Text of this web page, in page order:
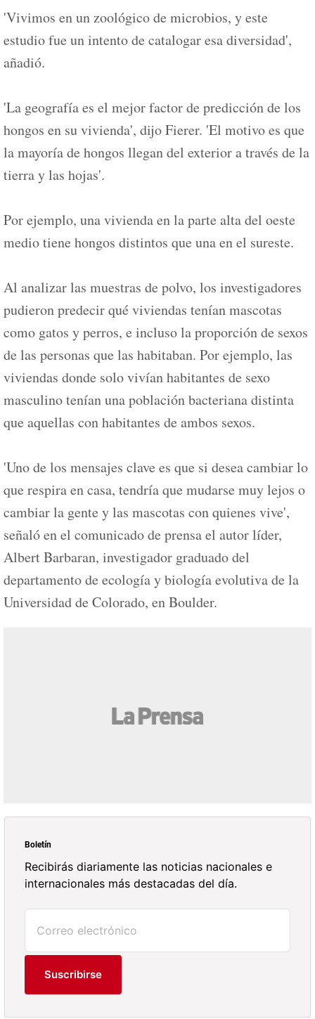
'Vivimos en un zoológico de microbios, y este
estudio fue un intento de catalogar esa diversidad',
añadió.
'La geografía es el mejor factor de predicción de los
hongos en su vivienda', dijo Fierer. 'El motivo es que
la mayoría de hongos llegan del exterior a través de la
tierra y las hojas'.
Por ejemplo, una vivienda en la parte alta del oeste
medio tiene hongos distintos que una en el sureste.
Al analizar las muestras de polvo, los investigadores
pudieron predecir qué viviendas tenían mascotas
como gatos y perros, e incluso la proporción de sexos
de las personas que las habitaban. Por ejemplo, las
viviendas donde solo vivían habitantes de sexo
masculino tenían una población bacteriana distinta
que aquellas con habitantes de ambos sexos.
'Uno de los mensajes clave es que si desea cambiar lo
que respira en casa, tendría que mudarse muy lejos o
cambiar la gente y las mascotas con quienes vive',
señaló en el comunicado de prensa el autor líder,
Albert Barbaran, investigador graduado del
departamento de ecología y biología evolutiva de la
Universidad de Colorado, en Boulder.
Boletín
Recibirás diariamente las noticias nacionales e
internacionales más destacadas del día.
Suscribirse